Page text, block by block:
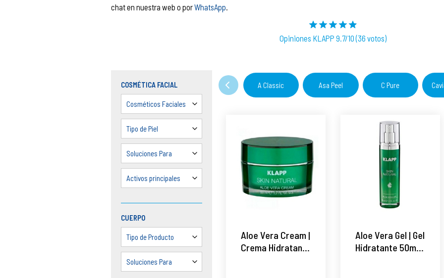
chat en nuestra web o porWhatsApp
Opiniones KLAPP 9.7/10 (36 votos)
COSMÉTICA FACIAL
Cosméticos Faciales
Tipo de Piel
Soluciones Para
Activos principales
CUERPO
Tipo de Producto
Soluciones Para
A Classic Asa Peel C Pure
Aloe Vera Cream |
Crema Hidratante
Aloe Vera Gel | Gel
Hidratante 50ml -